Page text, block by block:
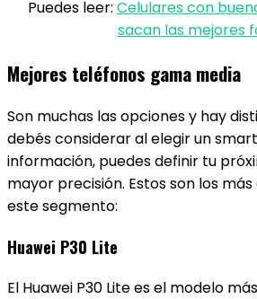
Puedes leer: Celulares con
sacan las mejores
Mejores teléfonos gama media
Son muchas las opciones y hay
debés considerar al elegir un
información, puedes definir tu
mayor precisión. Estos son los
este segmento:
Huawei P30 Lite
El Huawei P30 Lite es el modelo